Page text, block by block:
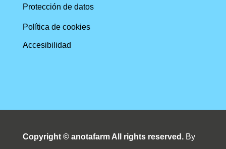
Protección de datos
Política de cookies
Accesibilidad
Copyright © anotafarm All rights reserved.By